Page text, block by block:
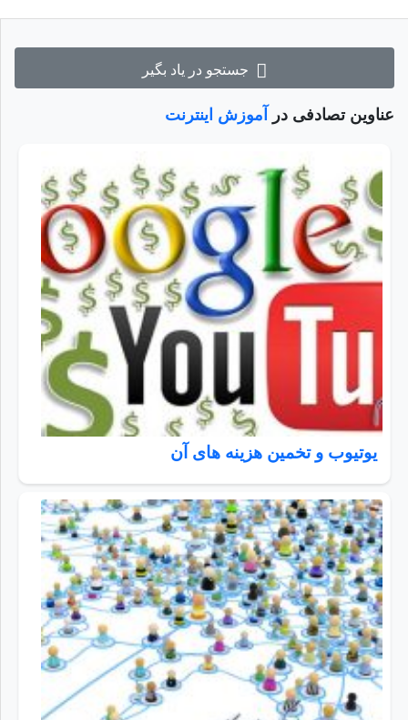
جستجو در یاد بگیر
عناوین تصادفی در آموزش اینترنت
یوتیوب و تخمین هزینه های آن